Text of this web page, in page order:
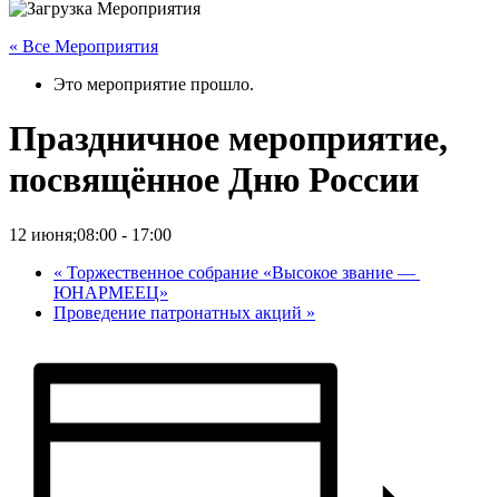
« Все Мероприятия
Это мероприятие прошло.
Праздничное мероприятие,
посвящённое Дню России
12 июня;08:00 - 17:00
« Торжественное собрание «Высокое звание —
ЮНАРМЕЕЦ»
Проведение патронатных акций »